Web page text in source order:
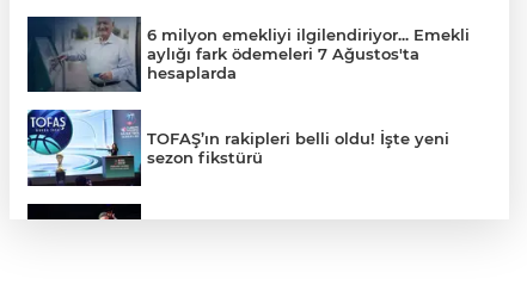
6 milyon emekliyi ilgilendiriyor... Emekli
aylığı fark ödemeleri 7 Ağustos'ta
hesaplarda
TOFAŞ’ın rakipleri belli oldu! İşte yeni
sezon fikstürü